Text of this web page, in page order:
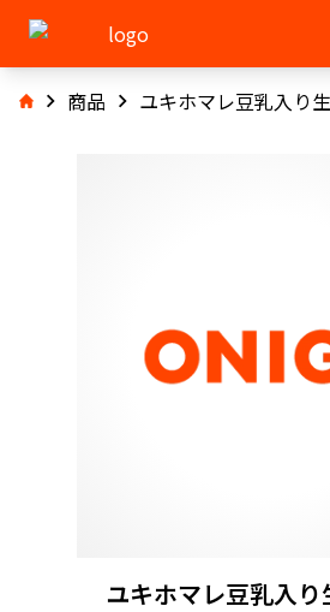
商品 ユキホマレ豆乳入り
ユキホマレ豆乳入り